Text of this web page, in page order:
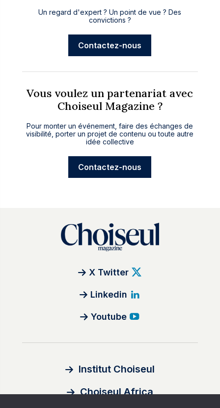
Un regard d'expert ? Un point de vue ? Des
convictions ?
Contactez-nous
Vous voulez un partenariat avec
Choiseul Magazine ?
Pour monter un événement, faire des échanges de
visibilité, porter un projet de contenu ou toute autre
idée collective
Contactez-nous
X Twitter
Linkedin
Youtube
Institut Choiseul
Choiseul Africa